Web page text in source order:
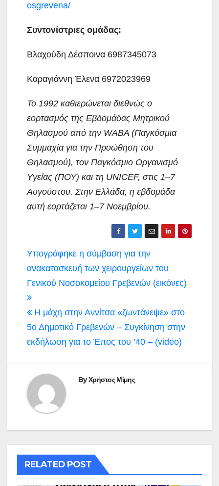
osgrevena/
Συντονίστριες ομάδας:
Βλαχούδη Δέσποινα 6987345073
Καραγιάννη Έλενα 6972023969
To 1992 καθιερώνεται διεθνώς ο
εορτασμός της Εβδομάδας Μητρικού
Θηλασμού από την WABA (Παγκόσμια
Συμμαχία για την Προώθηση του
Θηλασμού), τον Παγκόσμιο Οργανισμό
Υγείας (ΠΟΥ) και τη UNICEF, στις 1–7
Αυγούστου. Στην Ελλάδα, η εβδομάδα
αυτή εορτάζεται 1–7 Νοεμβρίου.
Πλοήγηση
άρθρων
Υπογράφηκε η σύμβαση για την
ανακατασκευή των χειρουργείων του
Γενικού Νοσοκομείου Γρεβενών (εικόνες)
Η μάχη στην Αννίτσα «ζωντάνεψε» στο
5ο Δημοτικό Γρεβενών – Συγκίνηση στην
εκδήλωση για το Έπος του ’40 – (video)
ByΧρήστος Μίμης
RELATED POST